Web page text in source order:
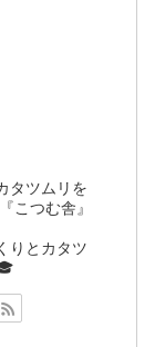
タツムリを
こつむ舎』
りとカタツ